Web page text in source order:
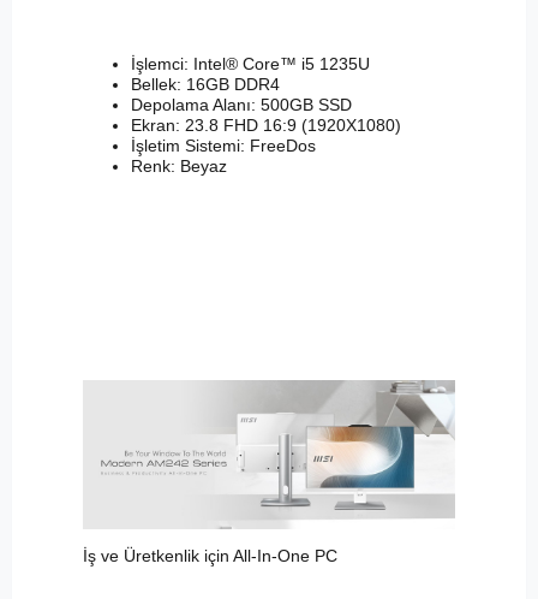
İşlemci: Intel® Core™ i5 1235U
Bellek: 16GB DDR4
Depolama Alanı: 500GB SSD
Ekran: 23.8 FHD 16:9 (1920X1080)
İşletim Sistemi: FreeDos
Renk: Beyaz
İş ve Üretkenlik için All-In-One PC